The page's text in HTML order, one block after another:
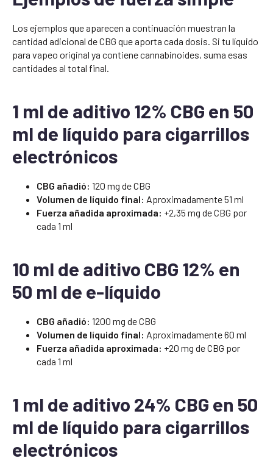
Los ejemplos que aparecen a continuación muestran la
cantidad adicional de CBG que aporta cada dosis. Si tu líquido
para vapeo original ya contiene cannabinoides, suma esas
cantidades al total final.
1 ml de aditivo 12% CBG en 50
ml de líquido para cigarrillos
electrónicos
CBG añadió: 120 mg de CBG
Volumen de líquido final: Aproximadamente 51 ml
Fuerza añadida aproximada: +2,35 mg de CBG por
cada 1 ml
10 ml de aditivo CBG 12% en
50 ml de e-líquido
CBG añadió: 1200 mg de CBG
Volumen de líquido final: Aproximadamente 60 ml
Fuerza añadida aproximada: +20 mg de CBG por
cada 1 ml
1 ml de aditivo 24% CBG en 50
ml de líquido para cigarrillos
electrónicos